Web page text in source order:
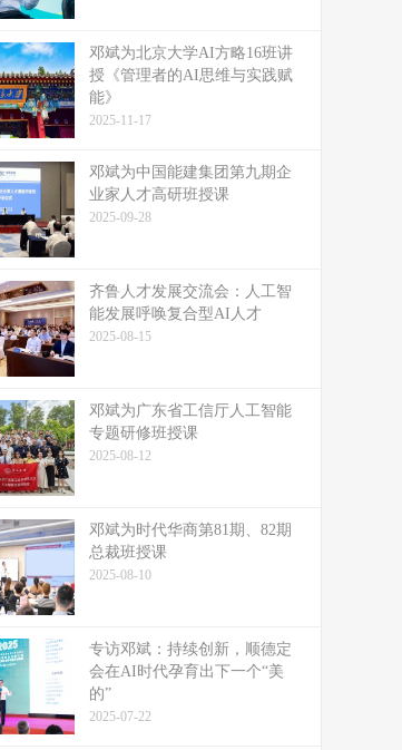
邓斌为北京大学AI方略16班讲
授《管理者的AI思维与实践赋
能》
2025-11-17
邓斌为中国能建集团第九期企
业家人才高研班授课
2025-09-28
齐鲁人才发展交流会：人工智
能发展呼唤复合型AI人才
2025-08-15
邓斌为广东省工信厅人工智能
专题研修班授课
2025-08-12
邓斌为时代华商第81期、82期
总裁班授课
2025-08-10
专访邓斌：持续创新，顺德定
会在AI时代孕育出下一个“美
的”
2025-07-22